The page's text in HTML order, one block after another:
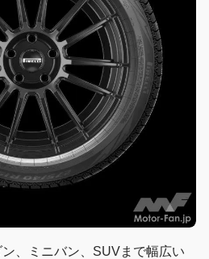
、ミニバン、SUVまで幅広い